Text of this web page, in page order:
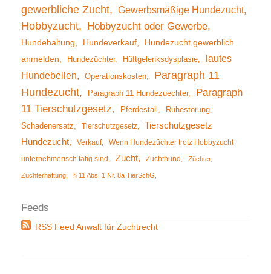
gewerbliche Zucht Gewerbsmäßige Hundezucht
Hobbyzucht Hobbyzucht oder Gewerbe
Hundehaltung Hundeverkauf
Hundezucht gewerblich
anmelden
Hundezüchter Hüftgelenksdysplasie
lautes
Hundebellen
Operationskosten
Paragraph 11
Hundezucht
Paragraph 11 Hundezuechter
Paragraph
11 Tierschutzgesetz
Pferdestall
Ruhestörung
Schadenersatz
Tierschutzgesetz
Tierschutzgesetz
Hundezucht
Verkauf
Wenn Hundezüchter trotz Hobbyzucht
unternehmerisch tätig sind
Zucht Zuchthund Züchter
Züchterhaftung § 11 Abs. 1 Nr. 8a TierSchG
RSS Feed Anwalt für Zuchtrecht